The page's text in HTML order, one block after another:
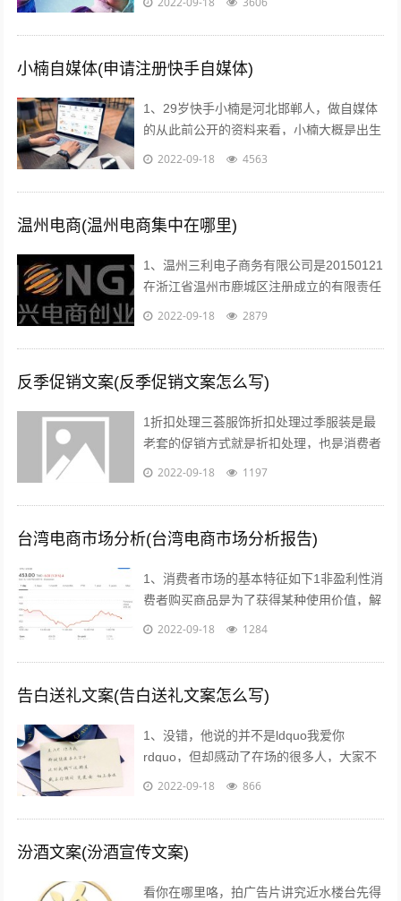
小楠自媒体(申请注册快手自媒体)
1、29岁快手小楠是河北邯郸人，做自媒体
的从此前公开的资料来看，小楠大概是出生
于1993年的美女，如今29岁上下。...
2022-09-18 4563
温州电商(温州电商集中在哪里)
1、温州三利电子商务有限公司是20150121
在浙江省温州市鹿城区注册成立的有限责任
公司自然人投资或控股，注册地址位于温州
2022-09-18 2879
反季促销文案(反季促销文案怎么写)
1折扣处理三荟服饰折扣处理过季服装是最
老套的促销方式就是折扣处理，也是消费者
最愿意接受的方式也有很多消费者比较乐意
2022-09-18 1197
台湾电商市场分析(台湾电商市场分析报告)
1、消费者市场的基本特征如下1非盈利性消
费者购买商品是为了获得某种使用价值，解
决自身的生活消费需求，而不是为了盈利去
2022-09-18 1284
告白送礼文案(告白送礼文案怎么写)
1、没错，他说的并不是ldquo我爱你
rdquo，但却感动了在场的很多人，大家不
约而同的为他鼓掌所以我说，真正适合520
2022-09-18 866
汾酒文案(汾酒宣传文案)
看你在哪里咯，拍广告片讲究近水楼台先得